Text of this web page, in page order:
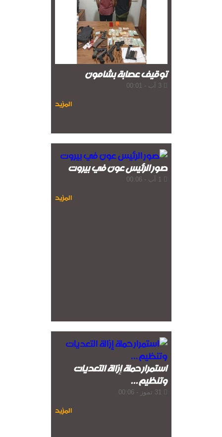
توقيف عصابة بشامون
المزيد
صور الرئيس عون في بيروت
المزيد
استمرار حملة إزالة التعديات
وتنظيم...
المزيد